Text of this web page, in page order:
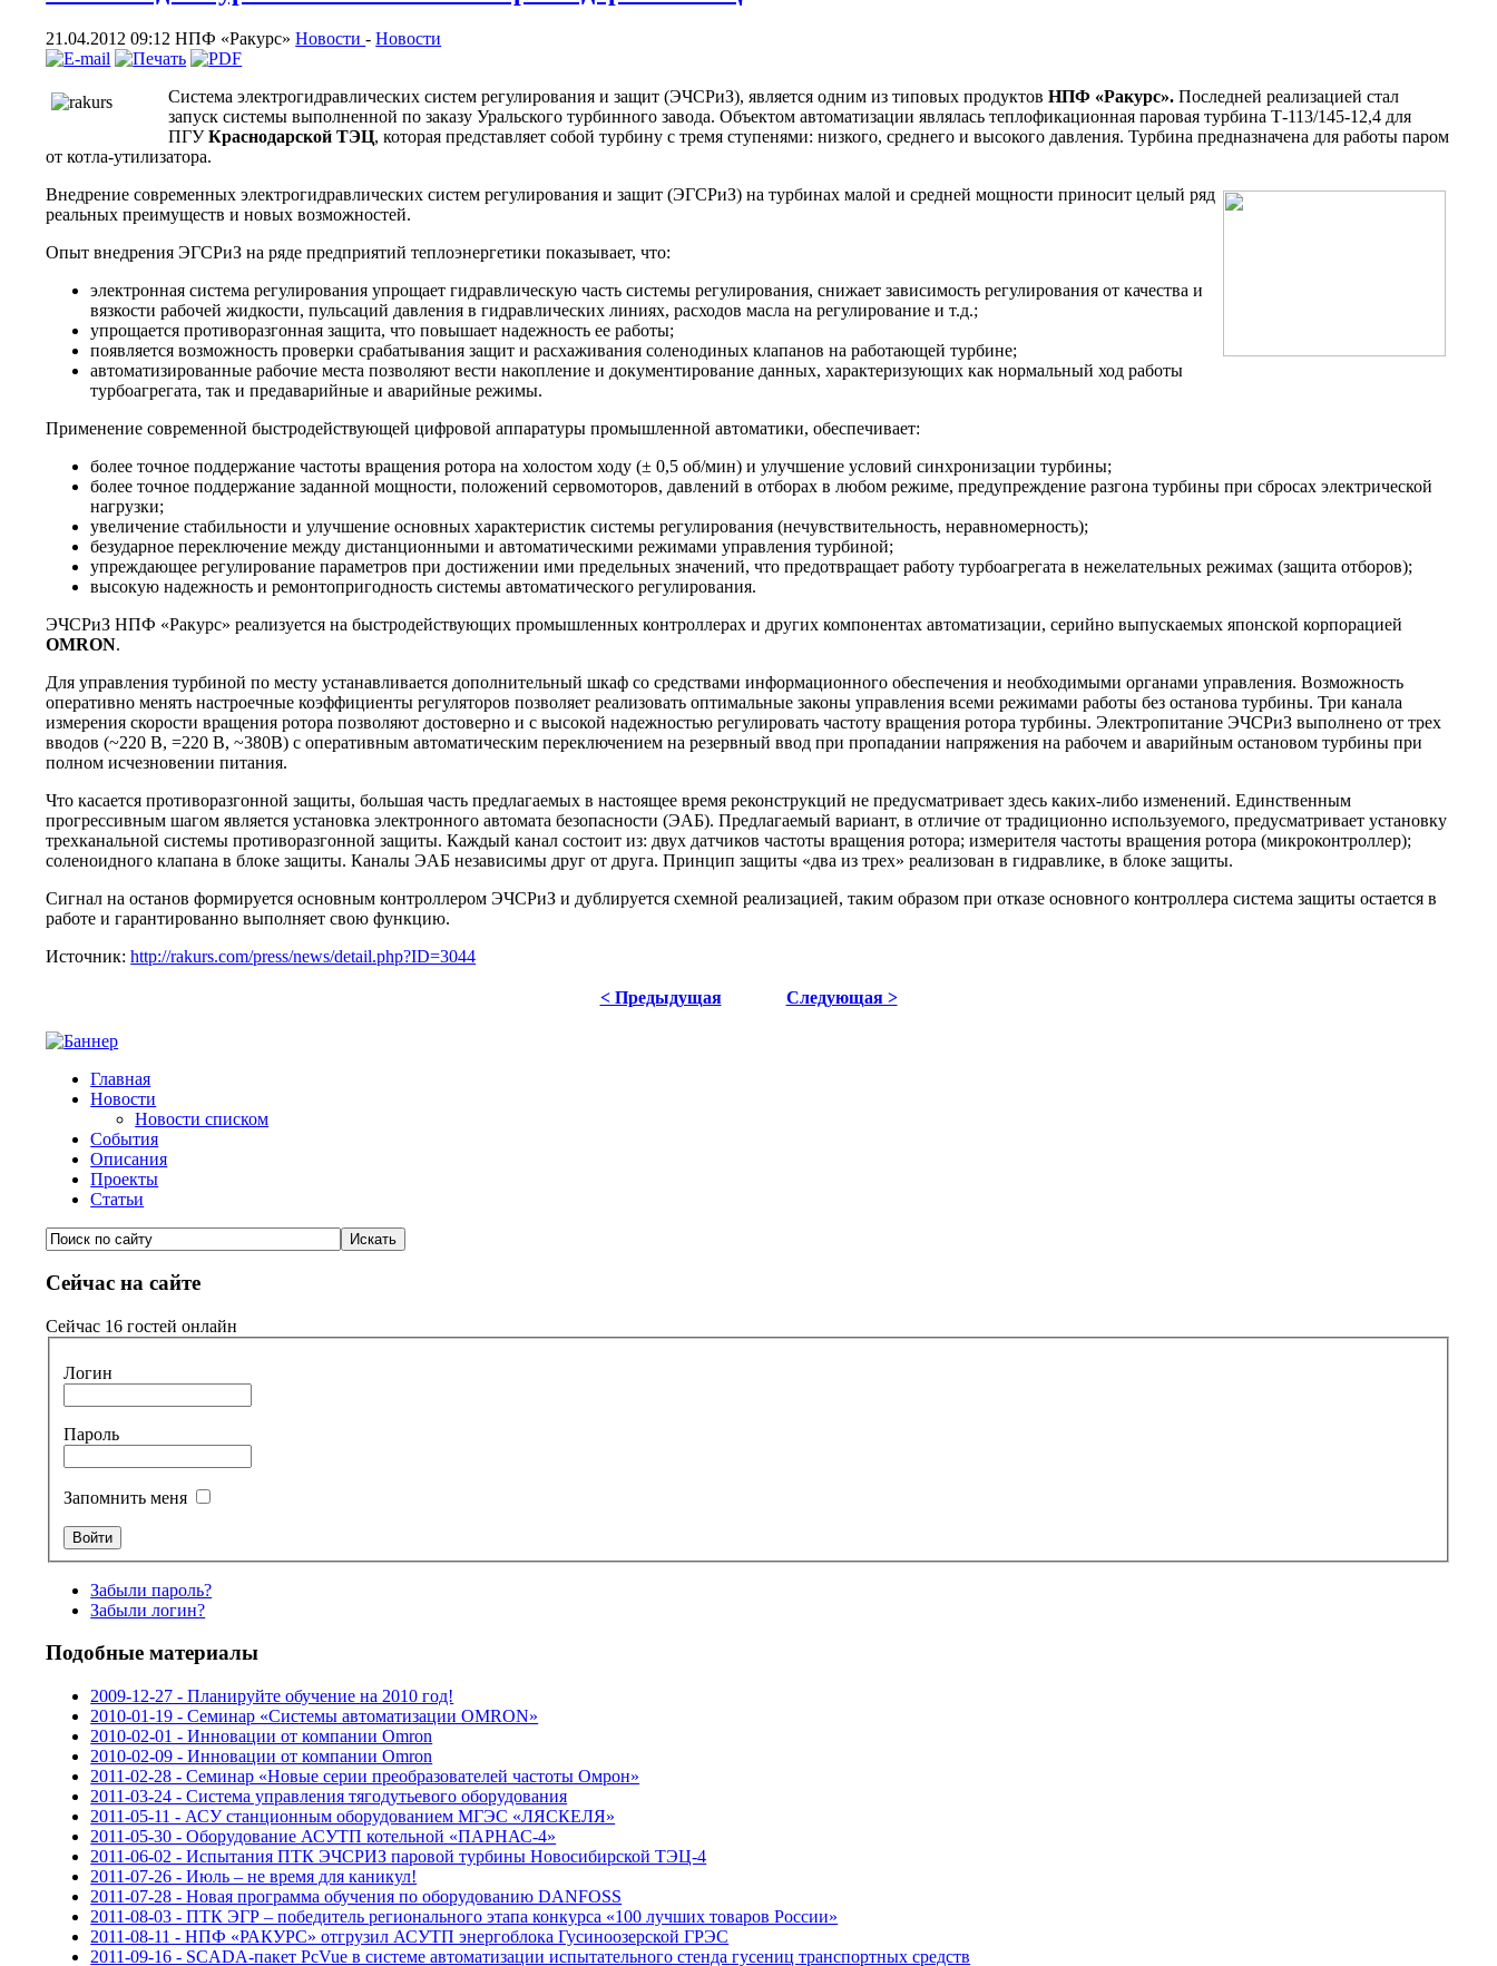
21.04.2012 09:12НПФ «Ракурс»Новости-Новости
Система электрогидравлических систем регулирования и защит (ЭЧСРиЗ), является одним из типовых продуктов НПФ «Ракурс». Последней реализацией стал
запуск системы выполненной по заказу Уральского турбинного завода. Объектом автоматизации являлась теплофикационная паровая турбина Т-113/145-12,4 для
ПГУКраснодарской ТЭЦ, которая представляет собой турбину с тремя ступенями: низкого, среднего и высокого давления. Турбина предназначена для работы паром
от котла-утилизатора.
Внедрение современных электрогидравлических систем регулирования и защит (ЭГСРиЗ) на турбинах малой и средней мощности приносит целый ряд
реальных преимуществ и новых возможностей.
Опыт внедрения ЭГСРиЗ на ряде предприятий теплоэнергетики показывает, что:
электронная система регулирования упрощает гидравлическую часть системы регулирования, снижает зависимость регулирования от качества и
вязкости рабочей жидкости, пульсаций давления в гидравлических линиях, расходов масла на регулирование и т.д.;
упрощается противоразгонная защита, что повышает надежность ее работы;
появляется возможность проверки срабатывания защит и расхаживания соленодиных клапанов на работающей турбине;
автоматизированные рабочие места позволяют вести накопление и документирование данных, характеризующих как нормальный ход работы
турбоагрегата, так и предаварийные и аварийные режимы.
Применение современной быстродействующей цифровой аппаратуры промышленной автоматики, обеспечивает:
более точное поддержание частоты вращения ротора на холостом ходу (± 0,5 об/мин) и улучшение условий синхронизации турбины;
более точное поддержание заданной мощности, положений сервомоторов, давлений в отборах в любом режиме, предупреждение разгона турбины при сбросах электрической
нагрузки;
увеличение стабильности и улучшение основных характеристик системы регулирования (нечувствительность, неравномерность);
безударное переключение между дистанционными и автоматическими режимами управления турбиной;
упреждающее регулирование параметров при достижении ими предельных значений, что предотвращает работу турбоагрегата в нежелательных режимах (защита отборов);
высокую надежность и ремонтопригодность системы автоматического регулирования.
ЭЧСРиЗ НПФ «Ракурс» реализуется на быстродействующих промышленных контроллерах и других компонентах автоматизации, серийно выпускаемых японской корпорацией
OMRON.
Для управления турбиной по месту устанавливается дополнительный шкаф со средствами информационного обеспечения и необходимыми органами управления. Возможность
оперативно менять настроечные коэффициенты регуляторов позволяет реализовать оптимальные законы управления всеми режимами работы без останова турбины. Три канала
измерения скорости вращения ротора позволяют достоверно и с высокой надежностью регулировать частоту вращения ротора турбины. Электропитание ЭЧСРиЗ выполнено от трех
вводов (~220 В, =220 В, ~380В) с оперативным автоматическим переключением на резервный ввод при пропадании напряжения на рабочем и аварийным остановом турбины при
полном исчезновении питания.
Что касается противоразгонной защиты, большая часть предлагаемых в настоящее время реконструкций не предусматривает здесь каких-либо изменений. Единственным
прогрессивным шагом является установка электронного автомата безопасности (ЭАБ). Предлагаемый вариант, в отличие от традиционно используемого, предусматривает установку
трехканальной системы противоразгонной защиты. Каждый канал состоит из: двух датчиков частоты вращения ротора; измерителя частоты вращения ротора (микроконтроллер);
соленоидного клапана в блоке защиты. Каналы ЭАБ независимы друг от друга. Принцип защиты «два из трех» реализован в гидравлике, в блоке защиты.
Сигнал на останов формируется основным контроллером ЭЧСРиЗ и дублируется схемной реализацией, таким образом при отказе основного контроллера система защиты остается в
работе и гарантированно выполняет свою функцию.
Источник:http://rakurs.com/press/news/detail.php?ID=3044
< Предыдущая Следующая >
Главная
Новости
Новости списком
События
Описания
Проекты
Статьи
Сейчас на сайте
Сейчас 16 гостей онлайн
Логин
Пароль
Запомнить меня
Забыли пароль?
Забыли логин?
Подобные материалы
2009-12-27 - Планируйте обучение на 2010 год!
2010-01-19 - Семинар «Системы автоматизации OMRON»
2010-02-01 - Инновации от компании Omron
2010-02-09 - Инновации от компании Omron
2011-02-28 - Семинар «Новые серии преобразователей частоты Омрон»
2011-03-24 - Система управления тягодутьевого оборудования
2011-05-11 - АСУ станционным оборудованием МГЭС «ЛЯСКЕЛЯ»
2011-05-30 - Оборудование АСУТП котельной «ПАРНАС-4»
2011-06-02 - Испытания ПТК ЭЧСРИЗ паровой турбины Новосибирской ТЭЦ-4
2011-07-26 - Июль – не время для каникул!
2011-07-28 - Новая программа обучения по оборудованию DANFOSS
2011-08-03 - ПТК ЭГР – победитель регионального этапа конкурса «100 лучших товаров России»
2011-08-11 - НПФ «РАКУРС» отгрузил АСУТП энергоблока Гусиноозерской ГРЭС
2011-09-16 - SCADA-пакет PcVue в системе автоматизации испытательного стенда гусениц транспортных средств